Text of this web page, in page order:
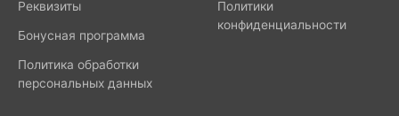
Реквизиты
Бонусная программа
Политика обработки
персональных данных
Политики
конфиденциальности